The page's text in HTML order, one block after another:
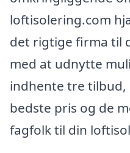
loftisolering.com
det rigtige firma til
med at udnytte
indhente tre tilbud,
bedste pris og de
fagfolk til din